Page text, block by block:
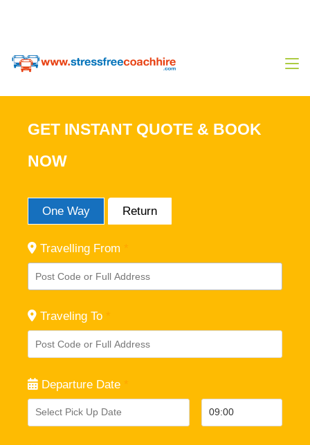
GET INSTANT QUOTE & BOOK
NOW
One Way Return
Travelling From
Traveling To
Departure Date